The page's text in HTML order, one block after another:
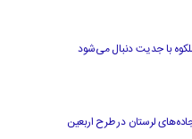
با جدیت دنبال می‌شود